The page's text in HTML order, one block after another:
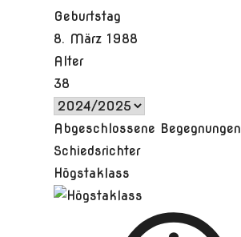
Geburtstag
8. März 1988
Alter
38
Abgeschlossene Begegnungen
Schiedsrichter
Högstaklass